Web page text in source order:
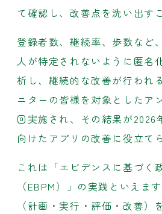
て確認し、改善点を洗い出す
登録者数、継続率、歩数など
人が特定されないように匿名
析し、継続的な改善が行われ
ニターの皆様を対象としたア
回実施され、その結果が2026
向けたアプリの改善に役立て
これは「エビデンスに基づく
（EBPM）」の実践といえま
（計画・実行・評価・改善）